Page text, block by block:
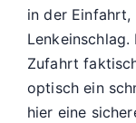
in der
Zufahrt
optisch ein
hier eine